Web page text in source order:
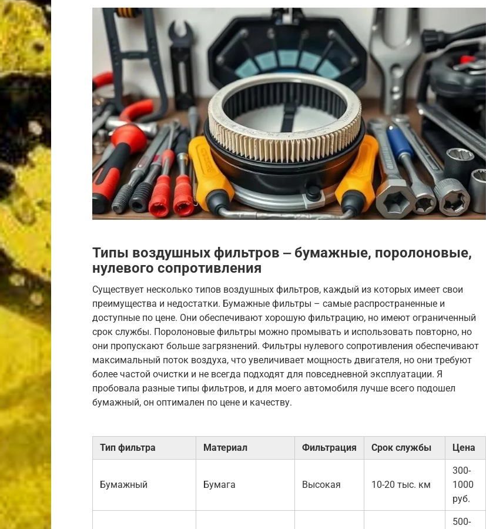
Типы воздушных фильтров ‒ бумажные, поролоновые,
нулевого сопротивления
Существует несколько типов воздушных фильтров, каждый из которых имеет свои
преимущества и недостатки. Бумажные фильтры – самые распространенные и
доступные по цене. Они обеспечивают хорошую фильтрацию, но имеют ограниченный
срок службы. Поролоновые фильтры можно промывать и использовать повторно, но
они пропускают больше загрязнений. Фильтры нулевого сопротивления обеспечивают
максимальный поток воздуха, что увеличивает мощность двигателя, но они требуют
более частой очистки и не всегда подходят для повседневной эксплуатации. Я
пробовала разные типы фильтров, и для моего автомобиля лучше всего подошел
бумажный, он оптимален по цене и качеству.
Тип фильтра Материал Фильтрация Срок службы Цена
Бумажный Бумага Высокая 10-20 тыс. км
300-
1000
руб.
500-